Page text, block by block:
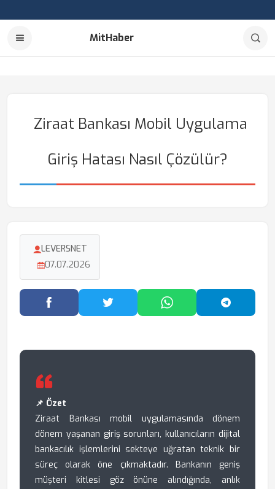
MitHaber
Ziraat Bankası Mobil Uygulama
Giriş Hatası Nasıl Çözülür?
LEVERSNET
07.07.2026
Facebook'ta PaylaşTwitter'da PaylaşWhatsApp'ta Paylaş
📌 Özet
Ziraat Bankası mobil uygulamasında dönem
dönem yaşanan giriş sorunları, kullanıcıların dijital
bankacılık işlemlerini sekteye uğratan teknik bir
süreç olarak öne çıkmaktadır. Bankanın geniş
müşteri kitlesi göz önüne alındığında, anlık